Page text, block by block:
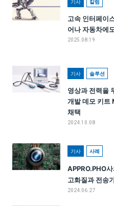
기사 칼럼
고속 인터페이
어나 자동차에
2025.08.19
기사 솔루션
영상과 전력을
개발 데모 키트
채택
2024.10.08
기사 사례
APPRO.PHO
고화질과 전송
2024.06.27